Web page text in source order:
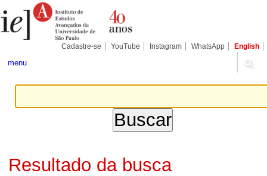
para
conteúdo.
Pessoais
Cadastre-se YouTube Instagram WhatsApp English
menu
Resultado da busca